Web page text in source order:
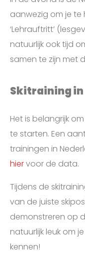
aanwezig om je te
‘Lehrauftritt’
natuurlijk ook tijd
samen te zijn met
Skitraining in
Het is belangrijk
te starten. Een
trainingen in
hiervoor de data.
Tijdens de
van de juiste
demonstreren op
natuurlijk leuk om
kennen!